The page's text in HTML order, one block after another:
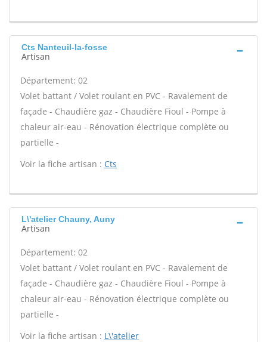
Cts Nanteuil-la-fosse
Artisan
Département: 02
Volet battant / Volet roulant en PVC - Ravalement de
façade - Chaudière gaz - Chaudière Fioul - Pompe à
chaleur air-eau - Rénovation électrique complète ou
partielle -
Voir la fiche artisan : Cts
L\'atelier Chauny, Auny
Artisan
Département: 02
Volet battant / Volet roulant en PVC - Ravalement de
façade - Chaudière gaz - Chaudière Fioul - Pompe à
chaleur air-eau - Rénovation électrique complète ou
partielle -
Voir la fiche artisan : L\'atelier